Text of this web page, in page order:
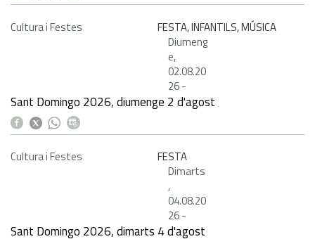
Cultura i Festes
FESTA, INFANTILS, MÚSICA
Diumeng
e,
02.08.20
26-
Sant Domingo 2026, diumenge 2 d'agost
Cultura i Festes
FESTA
Dimarts
,
04.08.20
26-
Sant Domingo 2026, dimarts 4 d'agost